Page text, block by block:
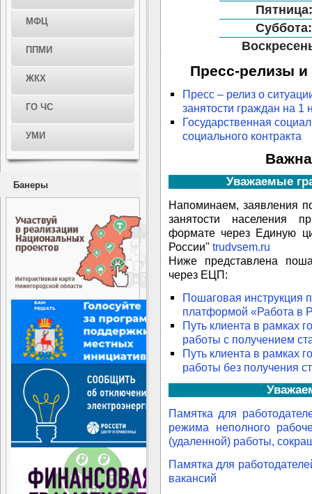
МФЦ
ППМИ
ЖКХ
ГО ЧС
УМИ
Банеры
Пятница:
Суббота:
Пресс-релизы
Пресс – релиз о
занятости граждан на 1
Государственная
социального контракта
Уважаемые
Напоминаем, заявления
занятости населения
формате через Единую
России" trudvsem.ru
Ниже представлена
через ЕЦП:
Пошаговая инструкция
платформой «Работа в
Путь клиента в рамках
работы c получением
Путь клиента в рамках
работы без получения
Памятка для
режима неполного
(удаленной) работы,
Памятка для
вакансий